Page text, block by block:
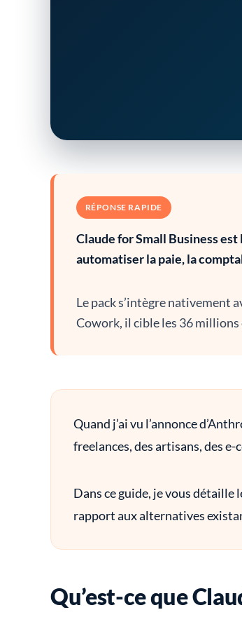
RÉPONSE RAPIDE
Claude for Small Business
automatiser la paie, la
Le pack s’intègre nativement
Cowork, il cible les 36
Quand j’ai vu l’annonce
freelances, des artisans, des
Dans ce guide, je vous
rapport aux alternatives
Qu’est-ce que